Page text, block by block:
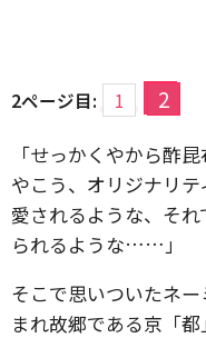
2ページ目: 1 2
「せっかくやから酢
やこう、オリジナリ
愛されるような、そ
られるような……」
そこで思いついたネ
まれ故郷である京「